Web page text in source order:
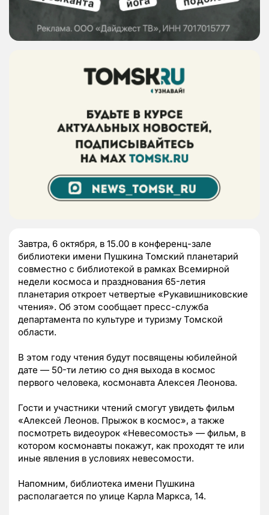
Завтра, 6 октября, в 15.00 в конференц-зале
библиотеки имени Пушкина Томский планетарий
совместно с библиотекой в рамках Всемирной
недели космоса и празднования 65-летия
планетария откроет четвертые «Рукавишниковские
чтения». Об этом сообщает пресс-служба
департамента по культуре и туризму Томской
области.
В этом году чтения будут посвящены юбилейной
дате — 50-ти летию со дня выхода в космос
первого человека, космонавта Алексея Леонова.
Гости и участники чтений смогут увидеть фильм
«Алексей Леонов. Прыжок в космос», а также
посмотреть видеоурок «Невесомость» — фильм, в
котором космонавты покажут, как проходят те или
иные явления в условиях невесомости.
Напомним, библиотека имени Пушкина
располагается по улице Карла Маркса, 14.